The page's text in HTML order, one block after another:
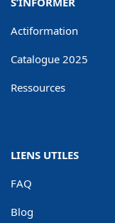
Actiformation
Catalogue 2025
Ressources
LIENS UTILES
FAQ
Blog